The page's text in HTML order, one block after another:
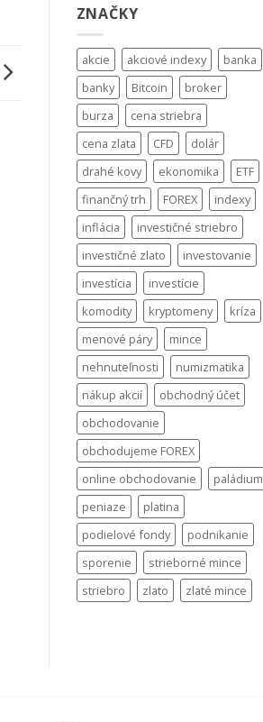
ZNAČKY
akcie akciové indexy
banka
banky
Bitcoin
broker
burza
cena striebra
cena zlata
CFD
dolár
drahé kovy
ekonomika
ETF
finančný trh
FOREX
indexy
inflácia
investičné striebro
investičné zlato
investovanie
investícia
investície
komodity
kryptomeny
kríza
menové páry
mince
nehnuteľnosti
numizmatika
nákup akcií
obchodný účet
obchodovanie
obchodujeme FOREX
online obchodovanie
paládium
peniaze
platina
podielové fondy
podnikanie
sporenie
strieborné mince
striebro
zlato zlaté mince